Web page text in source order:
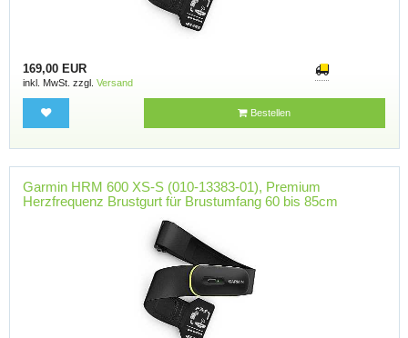
169,00 EUR
inkl. MwSt. zzgl. Versand
Bestellen
Garmin HRM 600 XS-S (010-13383-01), Premium
Herzfrequenz Brustgurt für Brustumfang 60 bis 85cm